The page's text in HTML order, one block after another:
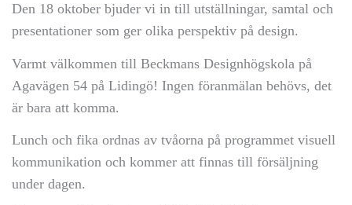
Den 18 oktober bjuder vi in till utställningar, samtal och
presentationer som ger olika perspektiv på design.
Varmt välkommen till Beckmans Designhögskola på
Agavägen 54 på Lidingö! Ingen föranmälan behövs, det
är bara att komma.
Lunch och fika ordnas av tvåorna på programmet visuell
kommunikation och kommer att finnas till försäljning
under dagen.